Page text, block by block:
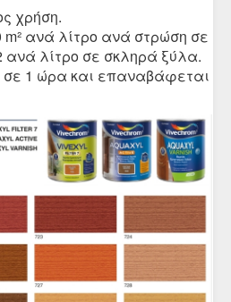
χρήση.
m² ανά λίτρο ανά στρώση σε
λίτρο σε σκληρά ξύλα.
1 ώρα και επαναβάφεται